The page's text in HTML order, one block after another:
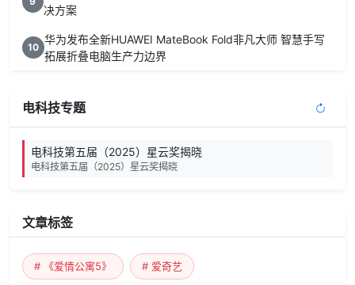
决方案
10
华为发布全新HUAWEI MateBook Fold非凡大师 智慧手写
拓展折叠电脑生产力边界
电科技专题
电科技第五届（2025）星云奖揭晓
电科技第五届（2025）星云奖揭晓
文章标签
# 《爱情公寓5》 # 爱奇艺